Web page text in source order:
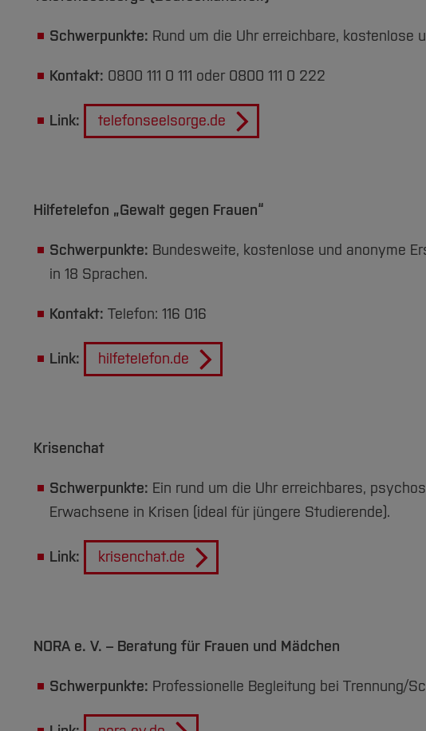
Schwerpunkte: Rund um die Uhr erreichbare, kostenlose
Kontakt: 0800 111 0 111 oder 0800 111 0 222
Link: telefonseelsorge.de
Hilfetelefon „Gewalt gegen Frauen“
Schwerpunkte: Bundesweite, kostenlose und anonyme
in 18 Sprachen.
Kontakt: Telefon: 116 016
Link: hilfetelefon.de
Krisenchat
Schwerpunkte: Ein rund um die Uhr erreichbares,
Erwachsene in Krisen (ideal für jüngere Studierende).
Link: krisenchat.de
NORA e. V. – Beratung für Frauen und Mädchen
Schwerpunkte: Professionelle Begleitung bei Trennung/